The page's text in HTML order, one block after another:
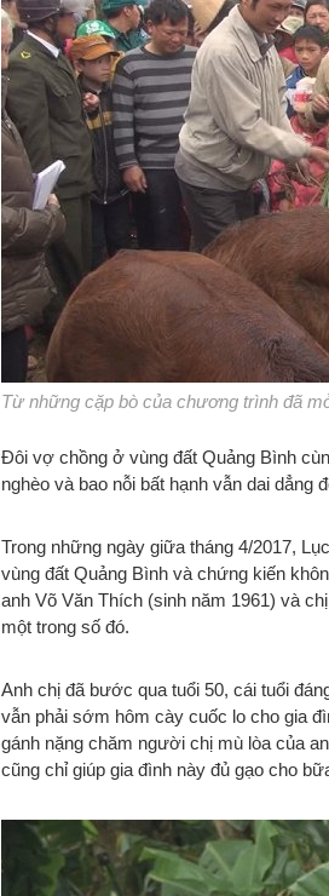
Từ những cặp bò của chương trình đã
Đôi vợ chồng ở vùng đất Quảng Bình
nghèo và bao nỗi bất hạnh vẫn dai dẳng
Trong những ngày giữa tháng 4/2017,
vùng đất Quảng Bình và chứng kiến
anh Võ Văn Thích (sinh năm 1961) và
một trong số đó.
Anh chị đã bước qua tuổi 50, cái tuổi
vẫn phải sớm hôm cày cuốc lo cho gia
gánh nặng chăm người chị mù lòa của
cũng chỉ giúp gia đình này đủ gạo cho